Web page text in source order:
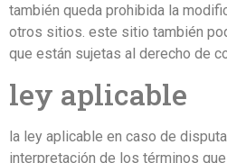
también queda prohibida la
otros sitios. este sitio también
que están sujetas al derecho de
ley aplicable
la ley aplicable en caso de
interpretación de los términos